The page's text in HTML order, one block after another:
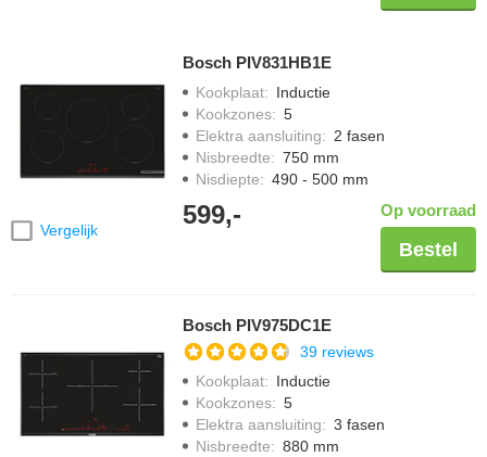
Vergelijk
Bosch PIV831HB1E
Kookplaat: Inductie
Kookzones: 5
Elektra aansluiting: 2 fasen
Nisbreedte: 750 mm
Nisdiepte: 490 - 500 mm
599,- Op voorraad
Bestel
Bosch PIV975DC1E
39 reviews
Kookplaat: Inductie
Kookzones: 5
Elektra aansluiting: 3 fasen
Nisbreedte: 880 mm